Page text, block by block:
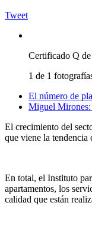
Tweet
Certificado Q
1 de 1
El número de
Miguel Mirones:
El crecimiento del
que viene la tendencia
En total, el Instituto
apartamentos, los
calidad que están